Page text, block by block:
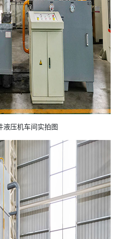
液压机车间实拍图